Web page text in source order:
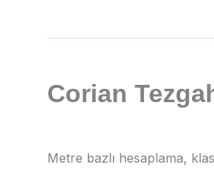
Corian
Metre bazlı hesaplama,